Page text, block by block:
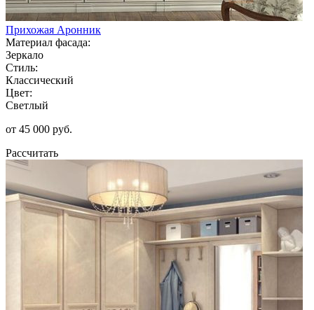
Прихожая Аронник
Материал фасада:
Зеркало
Стиль:
Классический
Цвет:
Светлый
от 45 000 руб.
Рассчитать